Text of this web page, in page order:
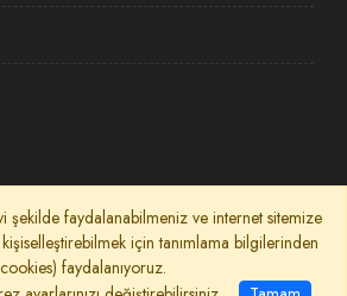
şekilde faydalanabilmeniz ve internet sitemize
için tanımlama bilgilerinden
faydalanıyoruz.